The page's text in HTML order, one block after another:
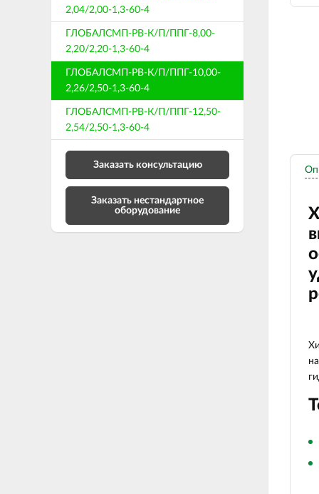
2,04/2,00-1,3-60-4
ГЛОБАЛСМП-РВ-К/П/ППГ-8,00-
2,20/2,20-1,3-60-4
ГЛОБАЛСМП-РВ-К/П/ППГ-10,00-
2,26/2,50-1,3-60-4
ГЛОБАЛСМП-РВ-К/П/ППГ-12,50-
2,54/2,50-1,3-60-4
Заказать консультацию
Заказать нестандартное
оборудование